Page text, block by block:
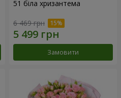
51 біла хризантема
6 469 грн
Замовити